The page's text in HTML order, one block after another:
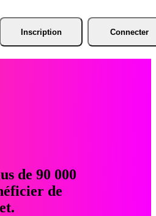
Inscription Connecter
de 90 000
de